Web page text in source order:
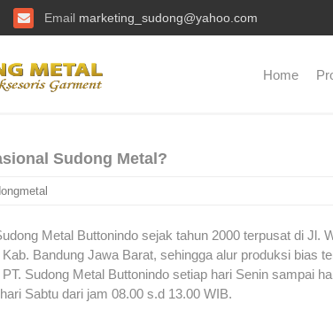
Email marketing_sudong@yahoo.com
Home
Sudong Metal?
Metal Buttonindo sejak tahun 2000 terpusat di Jl.
Bandung Jawa Barat, sehingga alur produksi bias
Sudong Metal Buttonindo setiap hari Senin sampai
Sabtu dari jam 08.00 s.d 13.00 WIB.